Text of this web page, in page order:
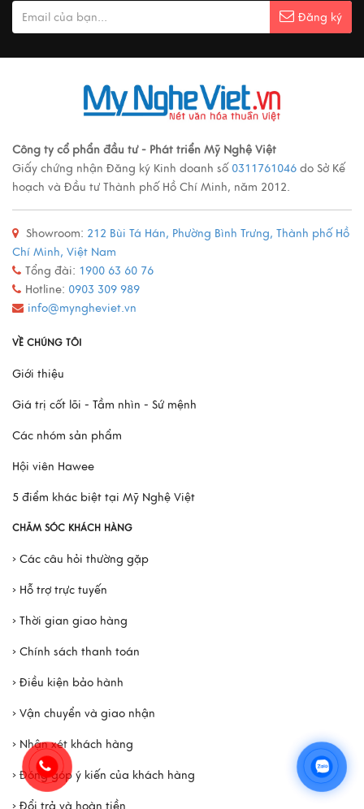
Ý nghĩa cảnh vật Tranh sơn mài
Các loại tranh sơn mài nổi tiếng
Xem thêm
Quy trình sản xuất đồ đồng
Xem thêm
Mô Hình Thuyền France II - Món Quà Chinh Phục Mọi
Xem thêm
Đăng ký
Công ty cổ phẩn đầu tư - Phát triển Mỹ Nghệ Việt
Giấy chứng nhận Đăng ký Kinh doanh số 0311761046 do Sở Kế
hoạch và Đầu tư Thành phố Hồ Chí Minh, năm 2012.
Showroom: 212 Bùi Tá Hán, Phường Bình Trưng, Thành phố Hồ
Chí Minh, Việt Nam
Tổng đài: 1900 63 60 76
Hotline: 0903 309 989
info@myngheviet.vn
VỀ CHÚNG TÔI
Giới thiệu
Giá trị cốt lõi - Tầm nhìn - Sứ mệnh
Các nhóm sản phẩm
Hội viên Hawee
5 điểm khác biệt tại Mỹ Nghệ Việt
CHĂM SÓC KHÁCH HÀNG
› Các câu hỏi thường gặp
› Hỗ trợ trực tuyến
› Thời gian giao hàng
› Chính sách thanh toán
› Điều kiện bảo hành
› Vận chuyển và giao nhận
› Nhận xét khách hàng
› Đóng góp ý kiến của khách hàng